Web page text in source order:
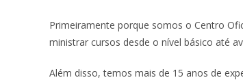
Primeiramente porque somos o Centro
ministrar cursos desde o nível básico até
Além disso, temos mais de 15 anos de